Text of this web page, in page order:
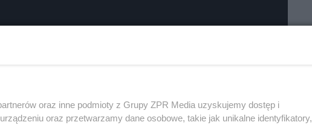
oraz inne podmioty z Grupy ZPR Media uzyskujemy dostęp i
oraz przetwarzamy dane osobowe, takie jak unikalne identyfikatory,